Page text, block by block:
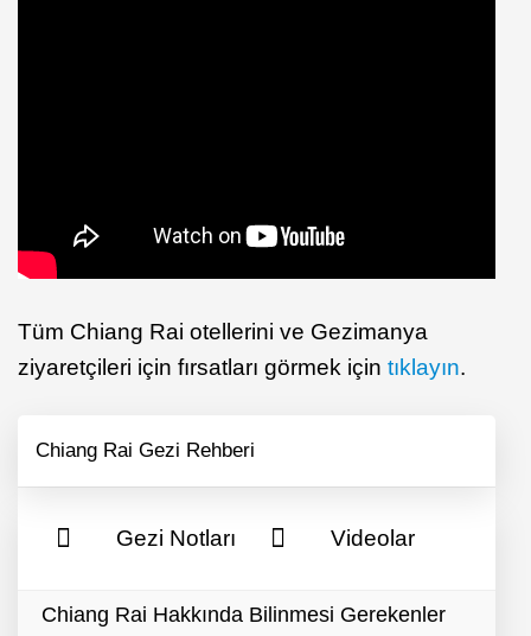
Tüm Chiang Rai otellerini ve Gezimanya
ziyaretçileri için fırsatları görmek için tıklayın.
Chiang Rai Gezi Rehberi
Gezi Notları Videolar
Chiang Rai Hakkında Bilinmesi Gerekenler